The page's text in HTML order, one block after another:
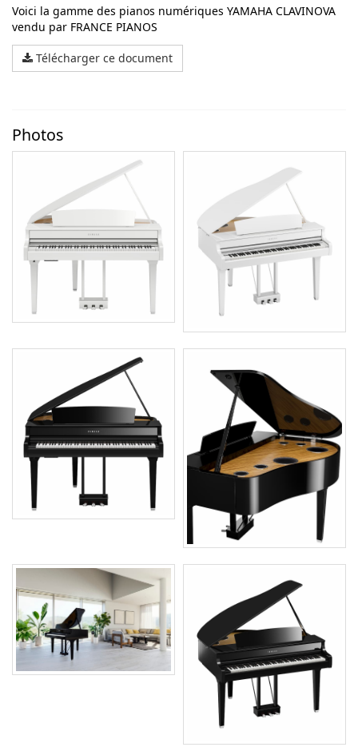
Voici la gamme des pianos numériques YAMAHA CLAVINOVA
vendu par FRANCE PIANOS
Télécharger ce document
Photos